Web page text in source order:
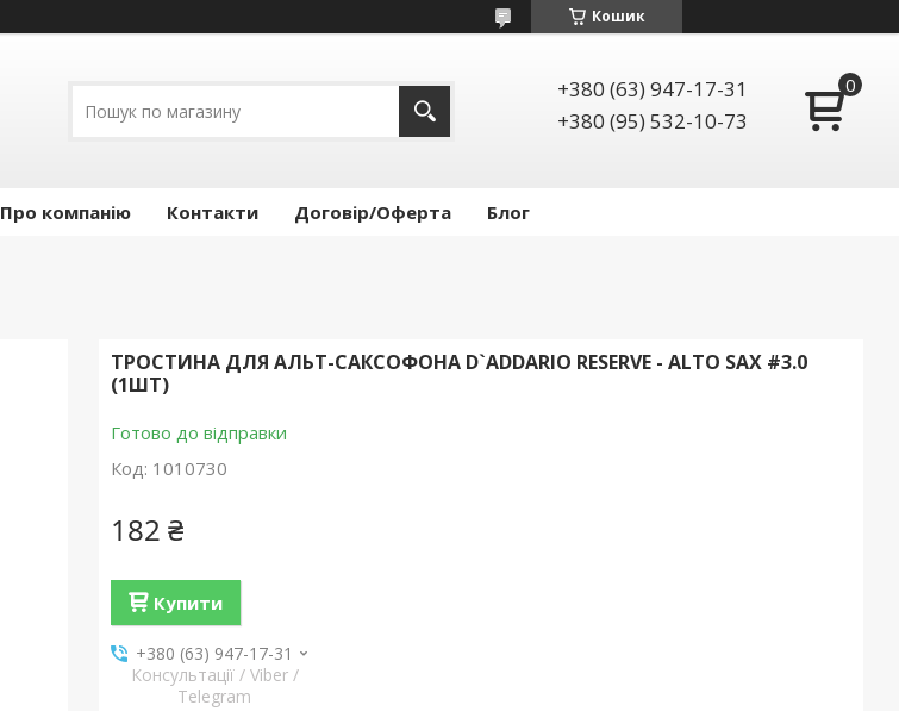
Кошик
+380 (63) 947-17-31
+380 (95) 532-10-73
Про компанію Контакти Договір/Оферта Блог
ТРОСТИНА ДЛЯ АЛЬТ-САКСОФОНА D`ADDARIO RESERVE - ALTO SAX #3.0
(1ШТ)
Готово до відправки
Код: 1010730
182 ₴
Купити
+380 (63) 947-17-31
Консультації / Viber /
Telegram